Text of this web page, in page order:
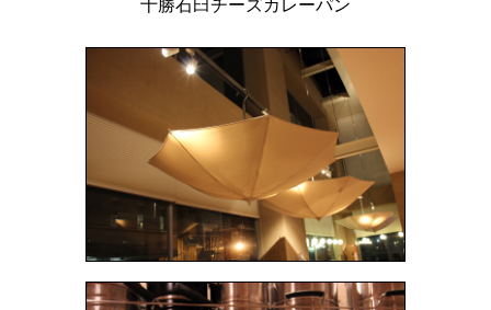
十勝石臼チーズカレーパン